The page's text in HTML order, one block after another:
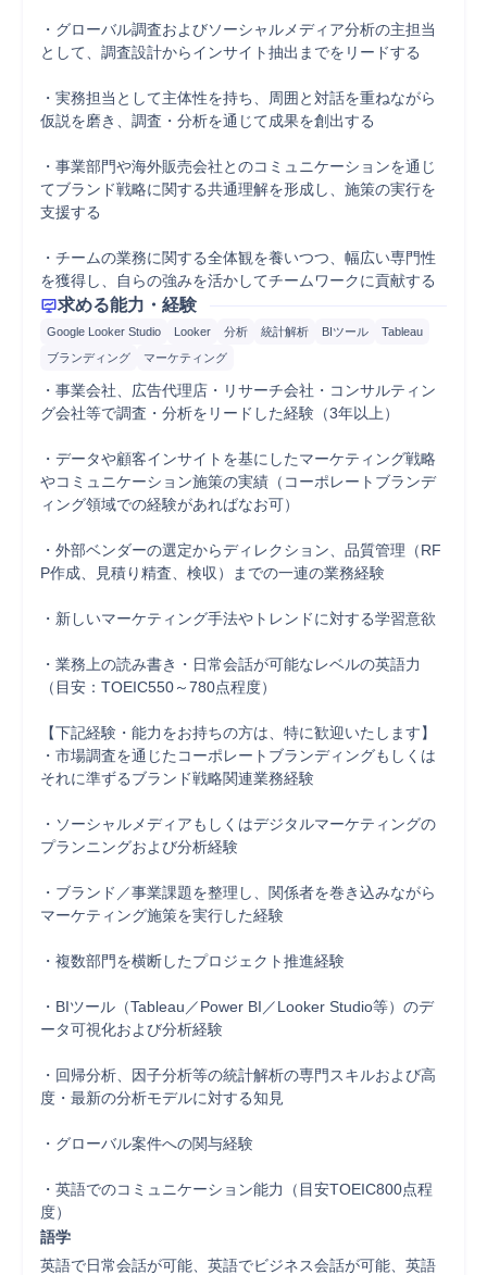
・グローバル調査およびソーシャルメディア分析の主担当
として、調査設計からインサイト抽出までをリードする
・実務担当として主体性を持ち、周囲と対話を重ねながら
仮説を磨き、調査・分析を通じて成果を創出する
・事業部門や海外販売会社とのコミュニケーションを通じ
てブランド戦略に関する共通理解を形成し、施策の実行を
支援する
・チームの業務に関する全体観を養いつつ、幅広い専門性
を獲得し、自らの強みを活かしてチームワークに貢献する
求める能力・経験
Google Looker Studio Looker 分析 統計解析 BIツール
Tableau
ブランディング
マーケティング
・事業会社、広告代理店・リサーチ会社・コンサルティン
グ会社等で調査・分析をリードした経験（3年以上）
・データや顧客インサイトを基にしたマーケティング戦略
やコミュニケーション施策の実績（コーポレートブランデ
ィング領域での経験があればなお可）
・外部ベンダーの選定からディレクション、品質管理（RF
P作成、見積り精査、検収）までの一連の業務経験
・新しいマーケティング手法やトレンドに対する学習意欲
・業務上の読み書き・日常会話が可能なレベルの英語力
（目安：TOEIC550～780点程度）
【下記経験・能力をお持ちの方は、特に歓迎いたします】
・市場調査を通じたコーポレートブランディングもしくは
それに準ずるブランド戦略関連業務経験
・ソーシャルメディアもしくはデジタルマーケティングの
プランニングおよび分析経験
・ブランド／事業課題を整理し、関係者を巻き込みながら
マーケティング施策を実行した経験
・複数部門を横断したプロジェクト推進経験
・BIツール（Tableau／Power BI／Looker Studio等）のデ
ータ可視化および分析経験
・回帰分析、因子分析等の統計解析の専門スキルおよび高
度・最新の分析モデルに対する知見
・グローバル案件への関与経験
・英語でのコミュニケーション能力（目安TOEIC800点程
度）
語学
英語で日常会話が可能、英語でビジネス会話が可能、英語